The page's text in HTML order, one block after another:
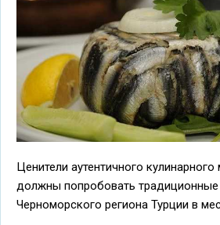
Ценители аутентичного
должны попробовать
Черноморского региона Турции в